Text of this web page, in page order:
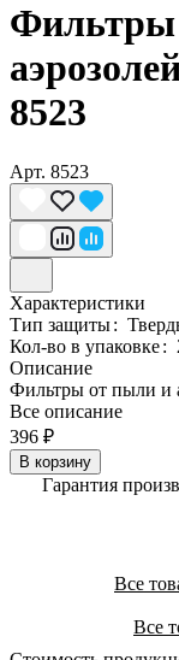
8523
Арт. 8523
Характеристики
Тип защиты:
Кол-во в упаковке:
Описание
Фильтры от пыли и
Все описание
396 ₽
В корзину
Гарантия
Все
Все